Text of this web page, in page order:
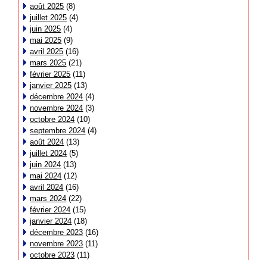
août 2025 (8)
juillet 2025 (4)
juin 2025 (4)
mai 2025 (9)
avril 2025 (16)
mars 2025 (21)
février 2025 (11)
janvier 2025 (13)
décembre 2024 (4)
novembre 2024 (3)
octobre 2024 (10)
septembre 2024 (4)
août 2024 (13)
juillet 2024 (5)
juin 2024 (13)
mai 2024 (12)
avril 2024 (16)
mars 2024 (22)
février 2024 (15)
janvier 2024 (18)
décembre 2023 (16)
novembre 2023 (11)
octobre 2023 (11)